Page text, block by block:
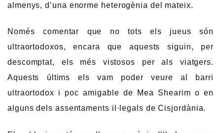
almenys, d’una enorme heterogènia del mateix.
Només comentar que no tots els jueus són
ultraortodoxos, encara que aquests siguin, per
descomptat, els més vistosos per als viatgers.
Aquests últims els vam poder veure al barri
ultraortodox i poc amigable de Mea Shearim o en
alguns dels assentaments il·legals de Cisjordània.